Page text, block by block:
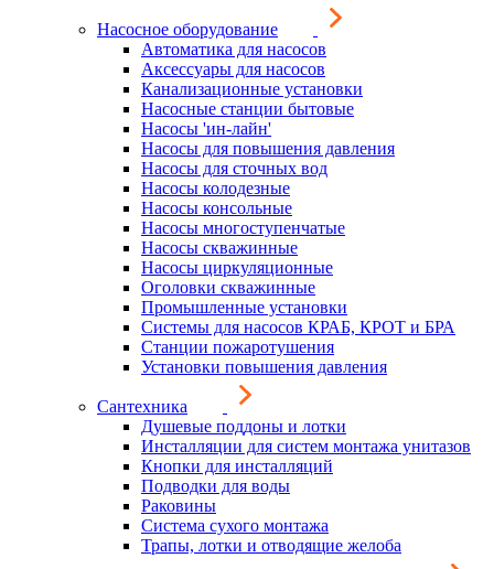
Насосное оборудование
Автоматика для насосов
Аксессуары для насосов
Канализационные установки
Насосные станции бытовые
Насосы 'ин-лайн'
Насосы для повышения давления
Насосы для сточных вод
Насосы колодезные
Насосы консольные
Насосы многоступенчатые
Насосы скважинные
Насосы циркуляционные
Оголовки скважинные
Промышленные установки
Системы для насосов КРАБ, КРОТ и БРА
Станции пожаротушения
Установки повышения давления
Сантехника
Душевые поддоны и лотки
Инсталляции для систем монтажа унитазов
Кнопки для инсталляций
Подводки для воды
Раковины
Система сухого монтажа
Трапы, лотки и отводящие желоба